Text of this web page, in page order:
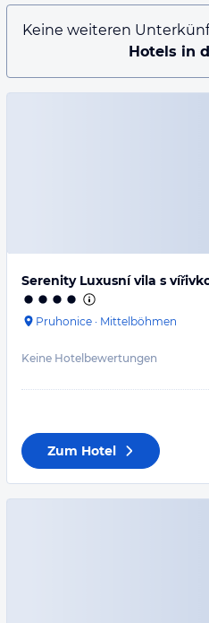
Keine weiteren
Hotels in
Serenity Luxusní vila s
Pruhonice · Mittelböhmen
Keine Hotelbewertungen
Zum Hotel